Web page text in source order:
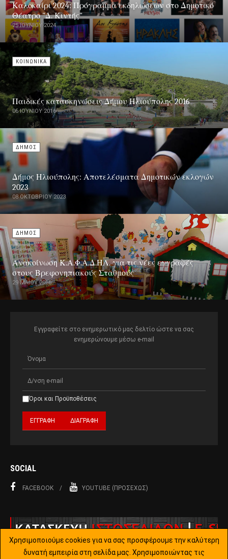
Καλοκαίρι 2024: Πρόγραμμα εκδηλώσεων στο Δημοτικό
Θέατρο "Δ. Κιντής"
25 ΙΟΥΝΊΟΥ 2024
ΚΟΙΝΩΝΙΚΑ
Παιδικές κατασκηνώσεις Δήμου Ηλιούπολης 2016
06 ΙΟΥΝΊΟΥ 2016
ΔΗΜΟΣ
Δήμος Ηλιούπολης: Αποτελέσματα Δημοτικών εκλογών
2023
08 ΟΚΤΩΒΡΊΟΥ 2023
ΔΗΜΟΣ
Ανακοίνωση Κ.Α.Φ.Α.Δ.ΗΛ. για τις νέες εγγραφές
στους Βρεφονηπιακούς Σταθμούς
29 ΜΑΪ́ΟΥ 2016
Εγγραφείτε στο ενημερωτικό μας δελτίο ώστε να σας
ενημερώνουμε μέσω e-mail
Όροι και Προϋποθέσεις
SOCIAL
FACEBOOK YOUTUBE (ΠΡΟΣΕΧΏΣ)
Χρησιμοποιούμε cookies για να σας προσφέρουμε την καλύτερη
δυνατή εμπειρία στη σελίδα μας. Χρησιμοποιώντας τις